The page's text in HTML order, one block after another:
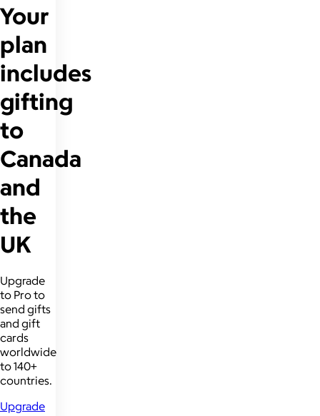
Your
plan
includes
gifting
to
Canada
and
the
UK
Upgrade
to Pro to
send gifts
and gift
cards
worldwide
to 140+
countries.
Upgrade